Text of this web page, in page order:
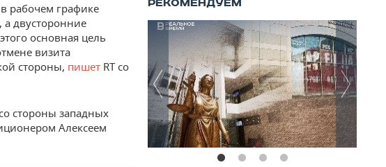
рабочем графике
а двусторонние
основная цель
визита
стороны, пишет RT со
стороны западных
Алексеем